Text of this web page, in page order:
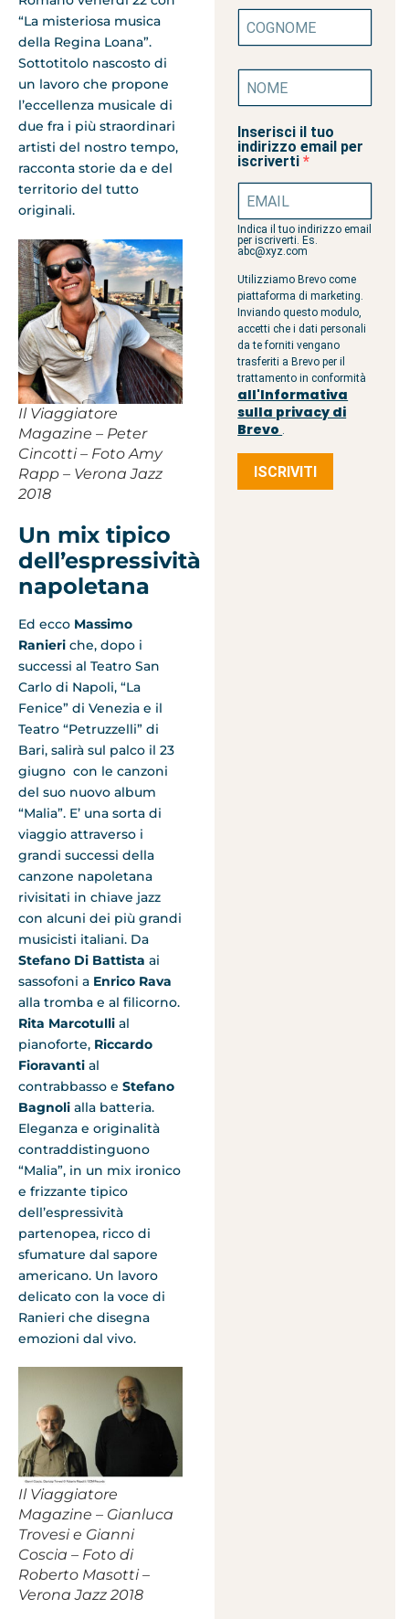
“La misteriosa musica
della Regina Loana”.
Sottotitolo nascosto di
un lavoro che propone
l’eccellenza musicale di
due fra i più straordinari
artisti del nostro tempo,
racconta storie da e del
territorio del tutto
originali.
Il Viaggiatore
Magazine – Peter
Cincotti – Foto Amy
Rapp – Verona Jazz
2018
Un mix tipico
dell’espressività
napoletana
Ed ecco Massimo
Ranieri che, dopo i
successi al Teatro San
Carlo di Napoli, “La
Fenice” di Venezia e il
Teatro “Petruzzelli” di
Bari, salirà sul palco il 23
giugno con le canzoni
del suo nuovo album
“Malia”. E’ una sorta di
viaggio attraverso i
grandi successi della
canzone napoletana
rivisitati in chiave jazz
con alcuni dei più grandi
musicisti italiani. Da
Stefano Di Battista ai
sassofoni a Enrico Rava
alla tromba e al filicorno.
Rita Marcotulli al
pianoforte, Riccardo
Fioravanti al
contrabbasso e Stefano
Bagnoli alla batteria.
Eleganza e originalità
contraddistinguono
“Malia”, in un mix ironico
e frizzante tipico
dell’espressività
partenopea, ricco di
sfumature dal sapore
americano. Un lavoro
delicato con la voce di
Ranieri che disegna
emozioni dal vivo.
Il Viaggiatore
Magazine – Gianluca
Trovesi e Gianni
Coscia – Foto di
Roberto Masotti –
Verona Jazz 2018
Inserisci il tuo
indirizzo email per
iscriverti
Indica il tuo indirizzo email
per iscriverti. Es.
abc@xyz.com
Utilizziamo Brevo come
piattaforma di marketing.
Inviando questo modulo,
accetti che i dati personali
da te forniti vengano
trasferiti a Brevo per il
trattamento in conformità
all'Informativa
sulla privacy di
Brevo .
ISCRIVITI